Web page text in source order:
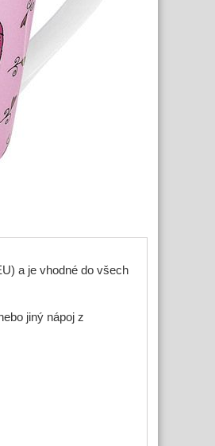
a je vhodné do všech
jiný nápoj z